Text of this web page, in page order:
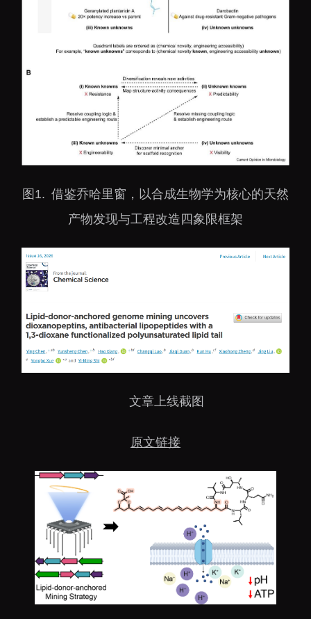
图1. 借鉴乔哈里窗，以合成生物学为核心的天然
产物发现与工程改造四象限框架
文章上线截图
原文链接